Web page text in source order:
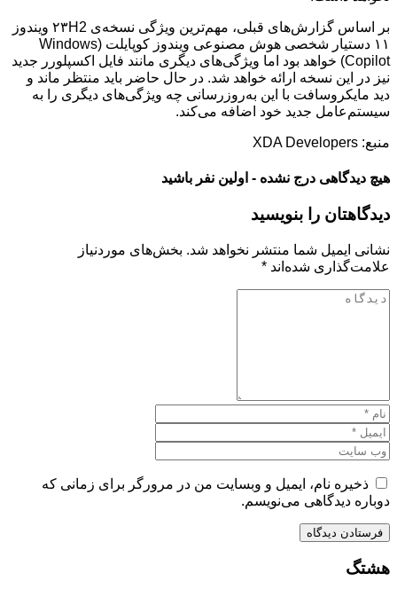
بر اساس گزارش‌های قبلی، مهم‌ترین ویژگی نسخه‌ی ۲۳H2 ویندوز
۱۱ دستیار شخصی هوش مصنوعی ویندوز کوپایلت (Windows
Copilot) خواهد بود اما ویژگی‌های دیگری مانند فایل اکسپلورر جدید
نیز در این نسخه ارائه خواهد شد. در حال حاضر باید منتظر ماند و
دید مایکروسافت با این به‌روزرسانی چه ویژگی‌های دیگری را به
سیستم‌عامل جدید خود اضافه می‌کند.
منبع: XDA Developers
هیچ دیدگاهی درج نشده - اولین نفر باشید
دیدگاهتان را بنویسید
نشانی ایمیل شما منتشر نخواهد شد. بخش‌های موردنیاز
علامت‌گذاری شده‌اند *
ذخیره نام، ایمیل و وبسایت من در مرورگر برای زمانی که
دوباره دیدگاهی می‌نویسم.
هشتگ